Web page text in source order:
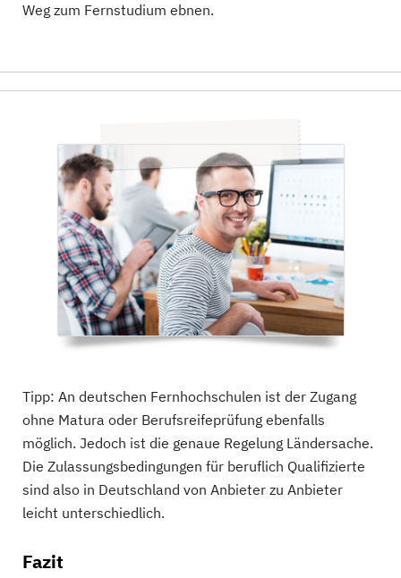
Weg zum Fernstudium ebnen.
Tipp: An deutschen Fernhochschulen ist der Zugang
ohne Matura oder Berufsreifeprüfung ebenfalls
möglich. Jedoch ist die genaue Regelung Ländersache.
Die Zulassungsbedingungen für beruflich Qualifizierte
sind also in Deutschland von Anbieter zu Anbieter
leicht unterschiedlich.
Fazit